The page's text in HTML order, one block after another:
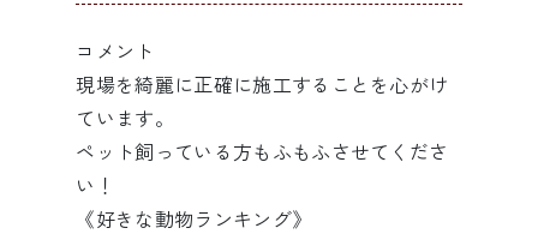
コメント
現場を綺麗に正確に施工することを心がけ
ています。
ペット飼っている方もふもふさせてくださ
い！
《好きな動物ランキング》